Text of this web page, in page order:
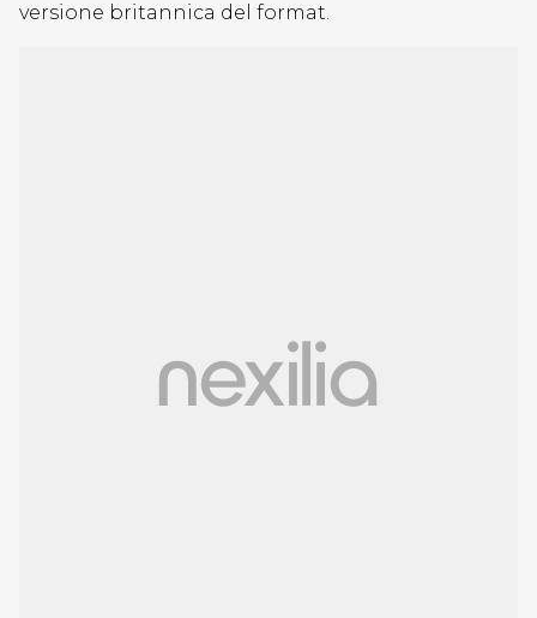
versione britannica del format.